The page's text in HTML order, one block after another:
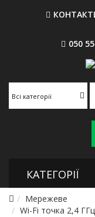
050
Всі категорії
КАТЕГОРІЇ
Мережеве
Wi-Fi точка 2,4